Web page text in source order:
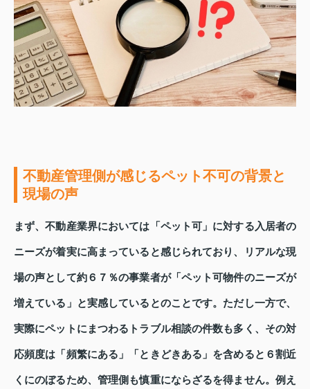
不動産管理側が感じるペット不可の背景と
現場の声
まず、不動産業界においては「ペット可」に対する入居者の
ニーズが着実に高まっていると感じられており、リアルな現
場の声として約６７％の事業者が「ペット可物件のニーズが
増えている」と実感しているとのことです。ただし一方で、
実際にペットにまつわるトラブル相談の件数も多く、その対
応頻度は「頻繁にある」「ときどきある」を含めると６割近
くにのぼるため、管理側も慎重にならざるを得ません。例え